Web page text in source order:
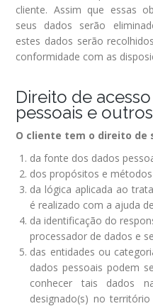
cliente. Assim que essas
seus dados serão
estes dados serão
conformidade com as
Direito de
pessoais e
O cliente tem o direito de
da fonte dos dados
dos propósitos e
da lógica aplicada ao
é realizado com a ajuda
da identificação do
processador de dados e
das entidades ou
dados pessoais podem
conhecer tais dados
designado(s) no